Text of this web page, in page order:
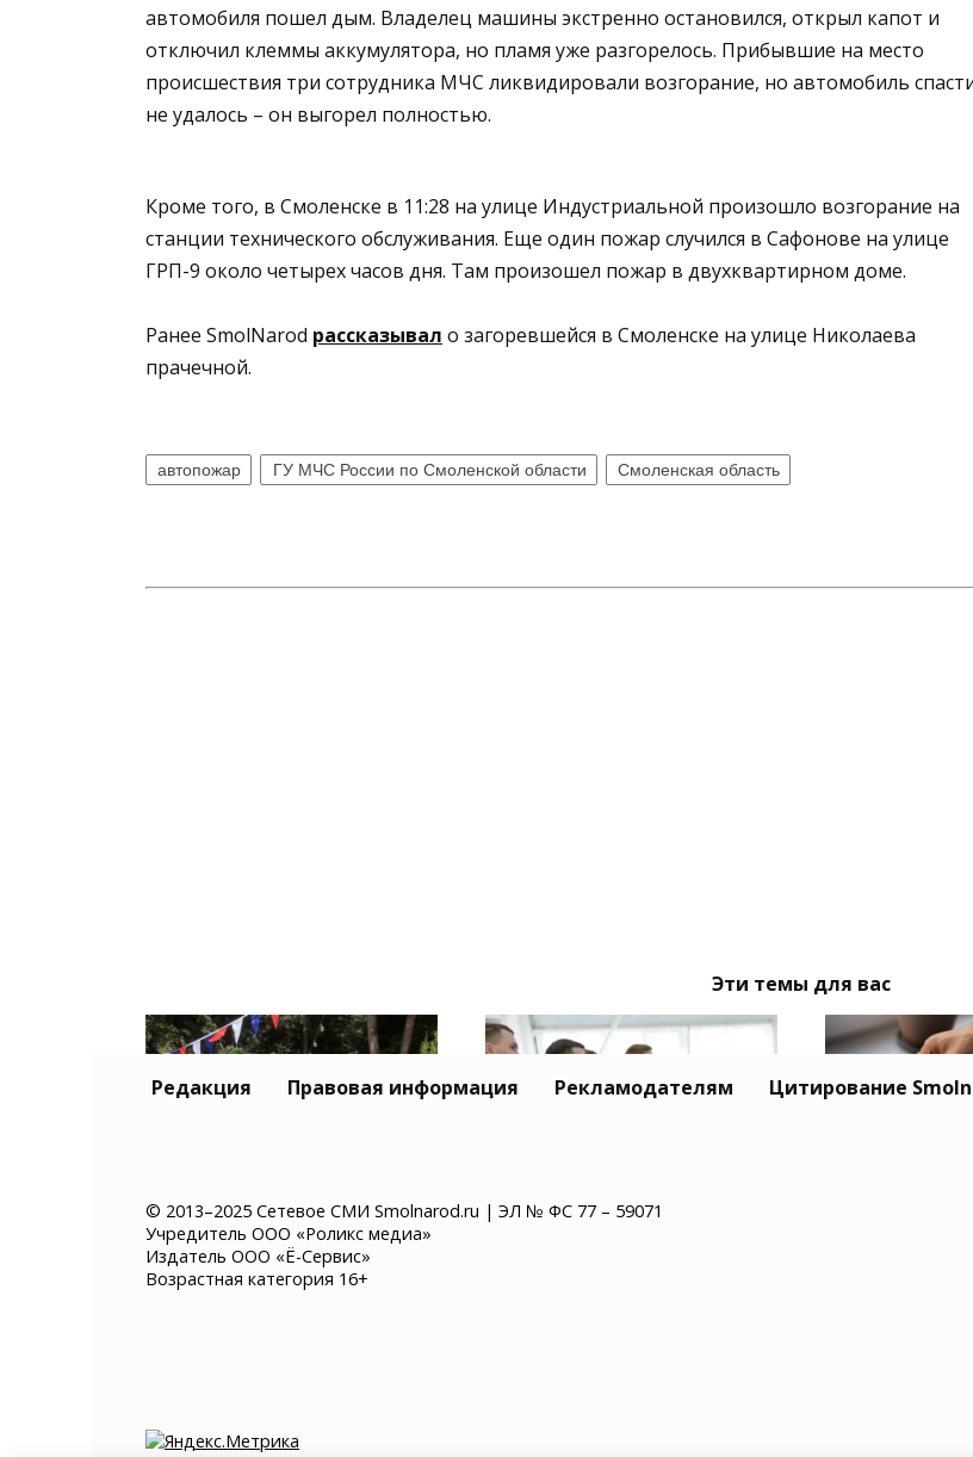
автомобиля пошел дым. Владелец машины экстренно остановился, открыл капот и
отключил клеммы аккумулятора, но пламя уже разгорелось. Прибывшие на место
происшествия три сотрудника МЧС ликвидировали возгорание, но автомобиль
не удалось – он выгорел полностью.
Кроме того, в Смоленске в 11:28 на улице Индустриальной произошло возгорание на
станции технического обслуживания. Еще один пожар случился в Сафонове на улице
ГРП-9 около четырех часов дня. Там произошел пожар в двухквартирном доме.
Ранее SmolNarod рассказывал о загоревшейся в Смоленске на улице Николаева
прачечной.
автопожар ГУ МЧС России по Смоленской области Смоленская область
Эти темы для вас
Починок отмечает 100-
летие в статусе города
Редакция Правовая информация Рекламодателям Цитирование
© 2013–2025 Сетевое СМИ Smolnarod.ru | ЭЛ № ФС 77 – 59071
Учредитель ООО «Роликс медиа»
Издатель ООО «Ё-Сервис»
Возрастная категория 16+